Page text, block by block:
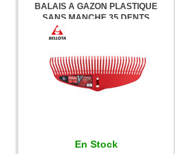
BALAIS A GAZON PLASTIQUE
SANS MANCHE 35 DENTS
303535 BELLOTA
En Stock